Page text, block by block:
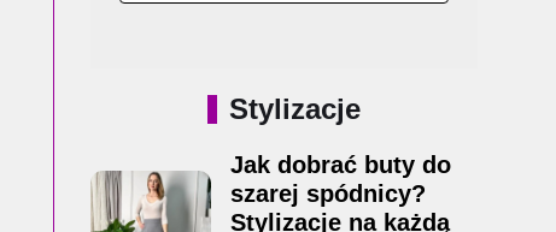
Stylizacje
Jak dobrać buty do
szarej spódnicy?
Stylizacje na każdą